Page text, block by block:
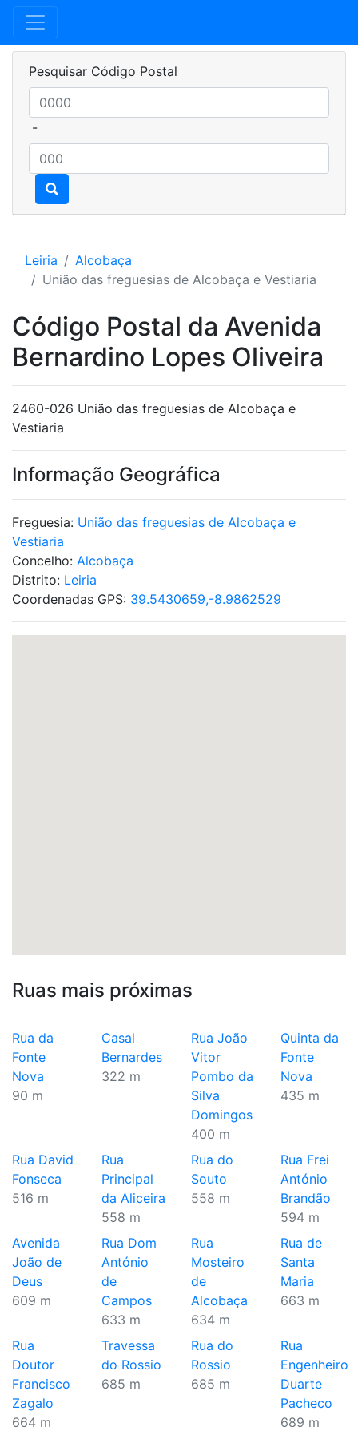
Pesquisar Código Postal
-
Leiria
Alcobaça
União das freguesias de Alcobaça e Vestiaria
Código Postal da Avenida
Bernardino Lopes Oliveira
2460-026 União das freguesias de Alcobaça e
Vestiaria
Informação Geográfica
Freguesia: União das freguesias de Alcobaça e
Vestiaria
Concelho: Alcobaça
Distrito: Leiria
Coordenadas GPS: 39.5430659,-8.9862529
Ruas mais próximas
Rua da
Fonte
Nova
90 m
Casal
Bernardes
322 m
Rua João
Vitor
Pombo da
Silva
Domingos
400 m
Quinta da
Fonte
Nova
435 m
Rua David
Fonseca
516 m
Rua
Principal
da Aliceira
558 m
Rua do
Souto
558 m
Rua Frei
António
Brandão
594 m
Avenida
João de
Deus
609 m
Rua Dom
António
de
Campos
633 m
Rua
Mosteiro
de
Alcobaça
634 m
Rua de
Santa
Maria
663 m
Rua
Doutor
Francisco
Zagalo
664 m
Travessa
do Rossio
685 m
Rua do
Rossio
685 m
Rua
Engenheiro
Duarte
Pacheco
689 m